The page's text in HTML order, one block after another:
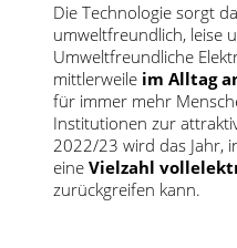
Die Technologie sorgt
umweltfreundlich, leise
Umweltfreundliche
mittlerweile im Alltag
für immer mehr
Institutionen zur
2022/23 wird das Jahr,
eine Vielzahl
zurückgreifen kann.